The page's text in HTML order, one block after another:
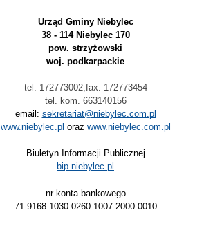
Urząd Gminy Niebylec
38 - 114 Niebylec 170
pow. strzyżowski
woj. podkarpackie
tel. 172773002,fax. 172773454
tel. kom. 663140156
email: sekretariat@niebylec.com.pl
www.niebylec.pl oraz www.niebylec.com.pl
Biuletyn Informacji Publicznej
bip.niebylec.pl
nr konta bankowego
71 9168 1030 0260 1007 2000 0010